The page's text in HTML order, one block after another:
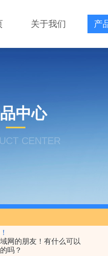
网的朋友！有什么可以
吗？
关于我们 产
中心
CENTER
THZ-